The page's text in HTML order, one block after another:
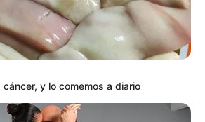
y lo comemos a diario